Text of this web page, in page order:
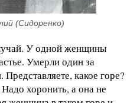
(Сидоренко)
У одной женщины
Умерли один за
какое горе?
хоронить, а она не